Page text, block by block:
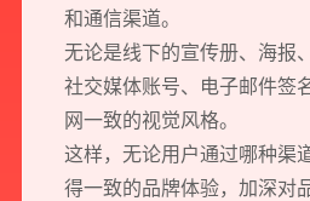
和通信渠道。
无论是线下的宣传册、海报
社交媒体账号、电子邮件签
网一致的视觉风格。
这样，无论用户通过哪种渠
得一致的品牌体验，加深对